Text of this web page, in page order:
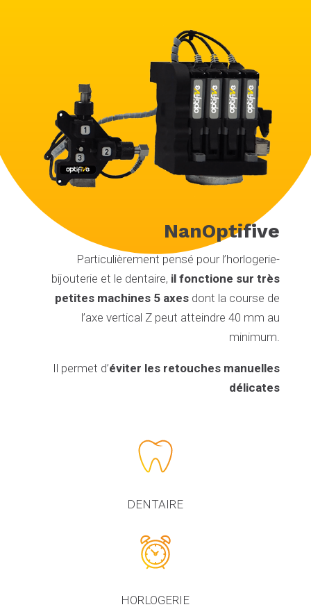
NanOptifive
Particulièrement pensé pour l’horlogerie-
bijouterie et le dentaire, il fonctione sur très
petites machines 5 axes dont la course de
l’axe vertical Z peut atteindre 40 mm au
minimum.
Il permet d’éviter les retouches manuelles
délicates
DENTAIRE
HORLOGERIE